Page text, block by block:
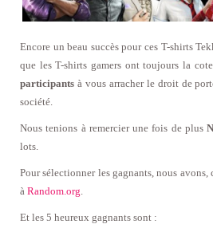
Encore un beau succès pour ces T-shirts
que les T-shirts gamers ont toujours la
participants à vous arracher le droit de
société.
Nous tenions à remercier une fois de plus
lots.
Pour sélectionner les gagnants, nous
à Random.org
Et les 5 heureux gagnants sont :